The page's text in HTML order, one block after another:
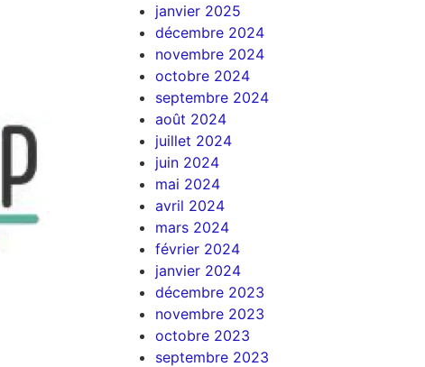
janvier 2025
décembre 2024
novembre 2024
octobre 2024
septembre 2024
août 2024
juillet 2024
juin 2024
mai 2024
avril 2024
mars 2024
février 2024
janvier 2024
décembre 2023
novembre 2023
octobre 2023
septembre 2023